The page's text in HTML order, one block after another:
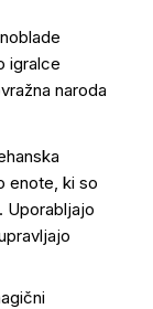
igralce
naroda
enote, ki so
Uporabljajo